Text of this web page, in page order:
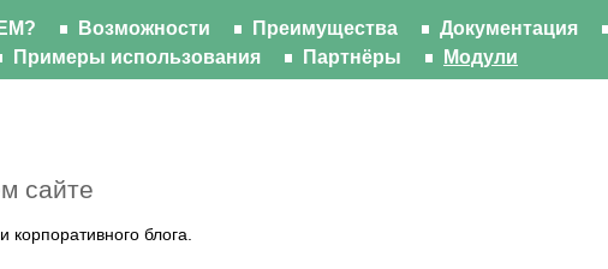
Возможности Преимущества Документация
Примеры использования Партнёры Модули
сайте
корпоративного блога.